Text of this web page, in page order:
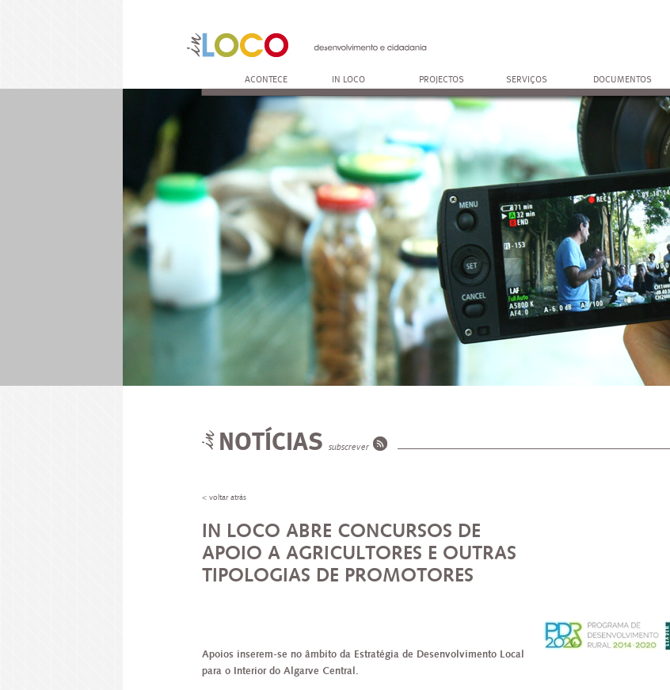
ACONTECE IN LOCO PROJECTOS SERVIÇOS DOCUMENTOS
NOTÍCIAS subscrever
< voltar atrás
IN LOCO ABRE CONCURSOS DE
APOIO A AGRICULTORES E OUTRAS
TIPOLOGIAS DE PROMOTORES
Apoios inserem-se no âmbito da Estratégia de Desenvolvimento Local
para o Interior do Algarve Central.